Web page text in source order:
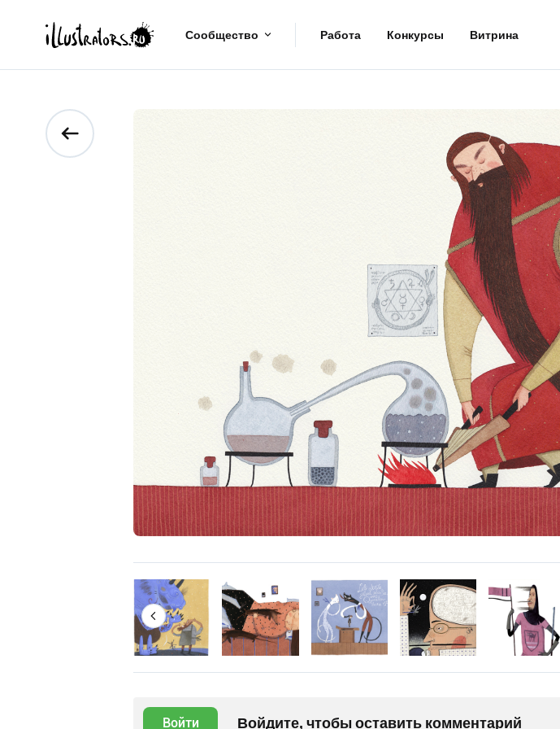
Сообщество Работа Конкурсы Витрина
Войти Войдите, чтобы оставить комментарий